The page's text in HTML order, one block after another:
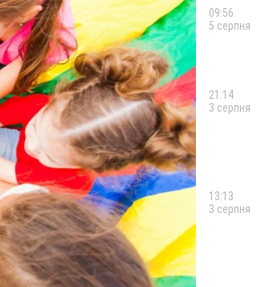
09:56
5 серпня
21:14
3 серпня
13:13
3 серпня